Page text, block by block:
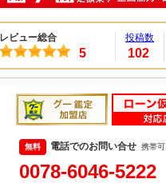
レビュー総合
5
投稿数
102
電話でのお問い合せ 携帯可
0078-6046-5222